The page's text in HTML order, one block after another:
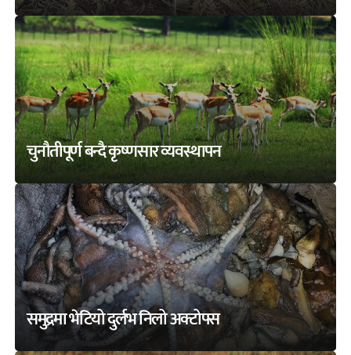
चुनौतीपूर्ण बन्दै कृष्णसार व्यवस्थापन
समुद्रमा भेटियो दुर्लभ निलो अक्टोपस